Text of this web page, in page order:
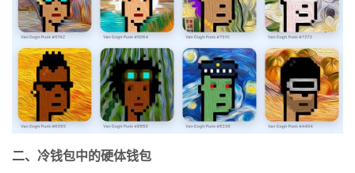
二、冷钱包中的硬体钱包